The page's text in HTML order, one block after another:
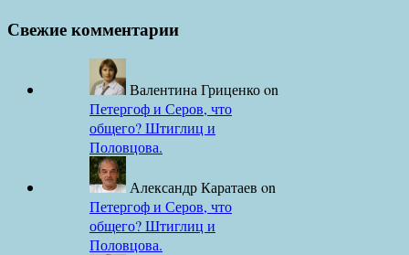
Свежие комментарии
Валентина Гриценкоon
Петергоф и Серов, что
общего? Штиглиц и
Половцова.
Александр Каратаев on
Петергоф и Серов, что
общего? Штиглиц и
Половцова.